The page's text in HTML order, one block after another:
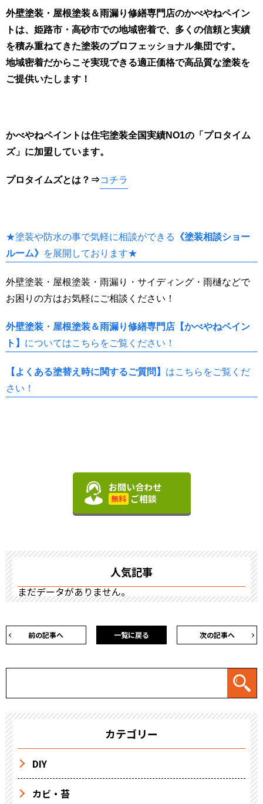
外壁塗装・屋根塗装＆雨漏り修繕専門店のかべやねペイン
トは、姫路市・高砂市での地域密着で、多くの信頼と実績
を積み重ねてきた塗装のプロフェッショナル集団です。
地域密着だからこそ実現できる適正価格で高品質な塗装を
ご提供いたします！
かべやねペイントは住宅塗装全国実績NO1の「プロタイム
ズ」に加盟しています。
プロタイムズとは ？⇒コチラ
★塗装や防水の事で気軽に相談ができる
《塗装相談ショー
ルーム》 を展開しております★
外壁塗装・屋根塗装・雨漏り・サイディング・雨樋などで
お困りの方はお気軽にご相談ください！
外壁塗装・屋根塗装＆雨漏り修繕専門店【かべやねペイン
ト】 についてはこちらをご覧ください！
【よくある塗替え時に関するご質問】 はこちらをご覧くだ
さい！
お問い合わせ
無料 ご相談
人気記事
まだデータがありません。
前の記事へ 次の記事へ
一覧に戻る
カテゴリー
DIY
カビ・苔